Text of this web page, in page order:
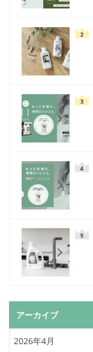
アーカイブ
2026年4月